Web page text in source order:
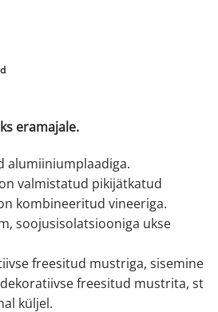
eramajale.
alumiiniumplaadiga.
valmistatud pikijätkatud
kombineeritud vineeriga.
soojusisolatsiooniga ukse
freesitud mustriga, sisemine
dekoratiivse freesitud mustrita, st
küljel.